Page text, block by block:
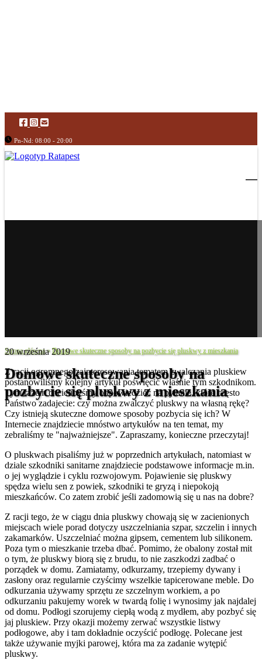
Pn-Nd: 08:00 - 20:00
Strona główna» Domowe skuteczne sposoby na pozbycie się pluskwy z mieszkania
Domowe skuteczne sposoby na
pozbycie się pluskwy z mieszkania
20 września 2019
Z racji ogromnego zainteresowania tematem zwalczania pluskiew
postanowiliśmy kolejny artykuł poświęcić właśnie tym szkodnikom.
Tym razem chcielibyśmy odpowiedzieć na pytanie, które często
Państwo zadajecie: czy można zwalczyć pluskwy na własną rękę?
Czy istnieją skuteczne domowe sposoby pozbycia się ich? W
Internecie znajdziecie mnóstwo artykułów na ten temat, my
zebraliśmy te "najważniejsze". Zapraszamy, konieczne przeczytaj!
O pluskwach pisaliśmy już w poprzednich artykułach, natomiast w
dziale szkodniki sanitarne znajdziecie podstawowe informacje m.in.
o jej wyglądzie i cyklu rozwojowym. Pojawienie się pluskwy
spędza wielu sen z powiek, szkodniki te gryzą i niepokoją
mieszkańców. Co zatem zrobić jeśli zadomowią się u nas na dobre?
Z racji tego, że w ciągu dnia pluskwy chowają się w zacienionych
miejscach wiele porad dotyczy uszczelniania szpar, szczelin i innych
zakamarków. Uszczelniać można gipsem, cementem lub silikonem.
Poza tym o mieszkanie trzeba dbać. Pomimo, że obalony został mit
o tym, że pluskwy biorą się z brudu, to nie zaszkodzi zadbać o
porządek w domu. Zamiatamy, odkurzamy, trzepiemy dywany i
zasłony oraz regularnie czyścimy wszelkie tapicerowane meble. Do
odkurzania używamy sprzętu ze szczelnym workiem, a po
odkurzaniu pakujemy worek w twardą folię i wynosimy jak najdalej
od domu. Podłogi szorujemy ciepłą wodą z mydłem, aby pozbyć się
jaj pluskiew. Przy okazji możemy zerwać wszystkie listwy
podłogowe, aby i tam dokładnie oczyścić podłogę. Polecane jest
także używanie myjki parowej, która ma za zadanie wytępić
pluskwy.